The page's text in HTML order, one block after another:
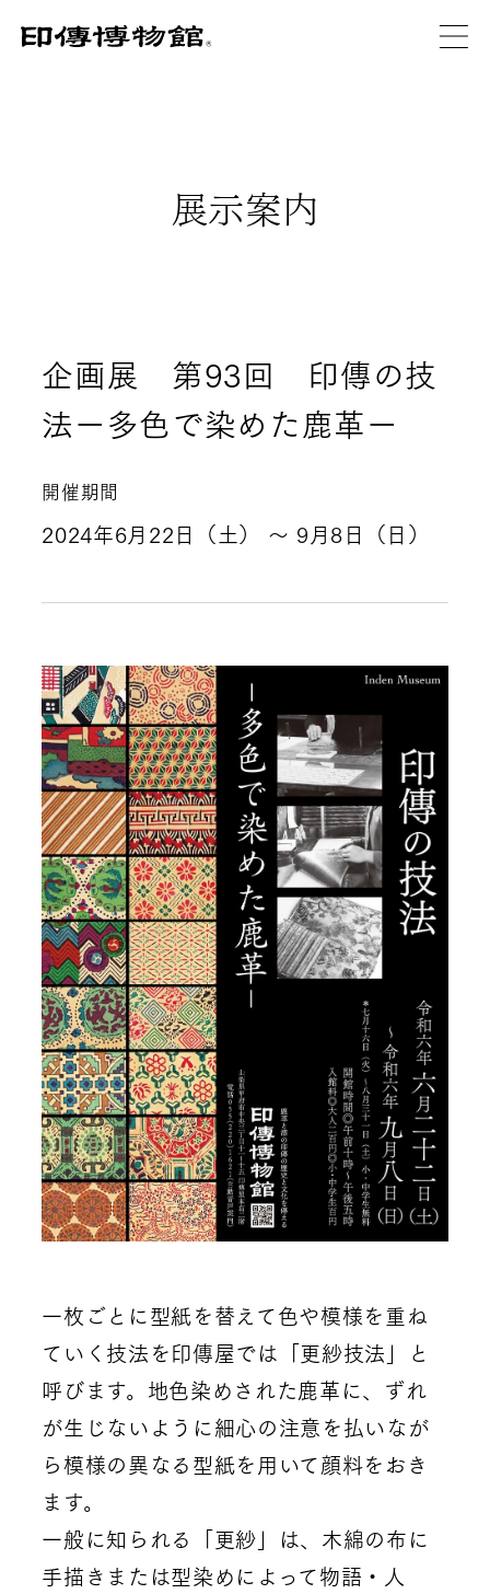
展示案内
企画展 第93回 印傳の技
法ー多色で染めた鹿革ー
開催期間
2024年6月22日（土） ～ 9月8日（日）
一枚ごとに型紙を替えて色や模様を重ね
ていく技法を印傳屋では「更紗技法」と
呼びます。地色染めされた鹿革に、ずれ
が生じないように細心の注意を払いなが
ら模様の異なる型紙を用いて顔料をおき
ます。
一般に知られる「更紗」は、木綿の布に
手描きまたは型染めによって物語・人